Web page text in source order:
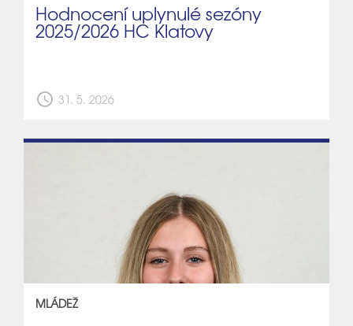
Hodnocení uplynulé sezóny
2025/2026 HC Klatovy
schedule 31. 5. 2026
MLÁDEŽ